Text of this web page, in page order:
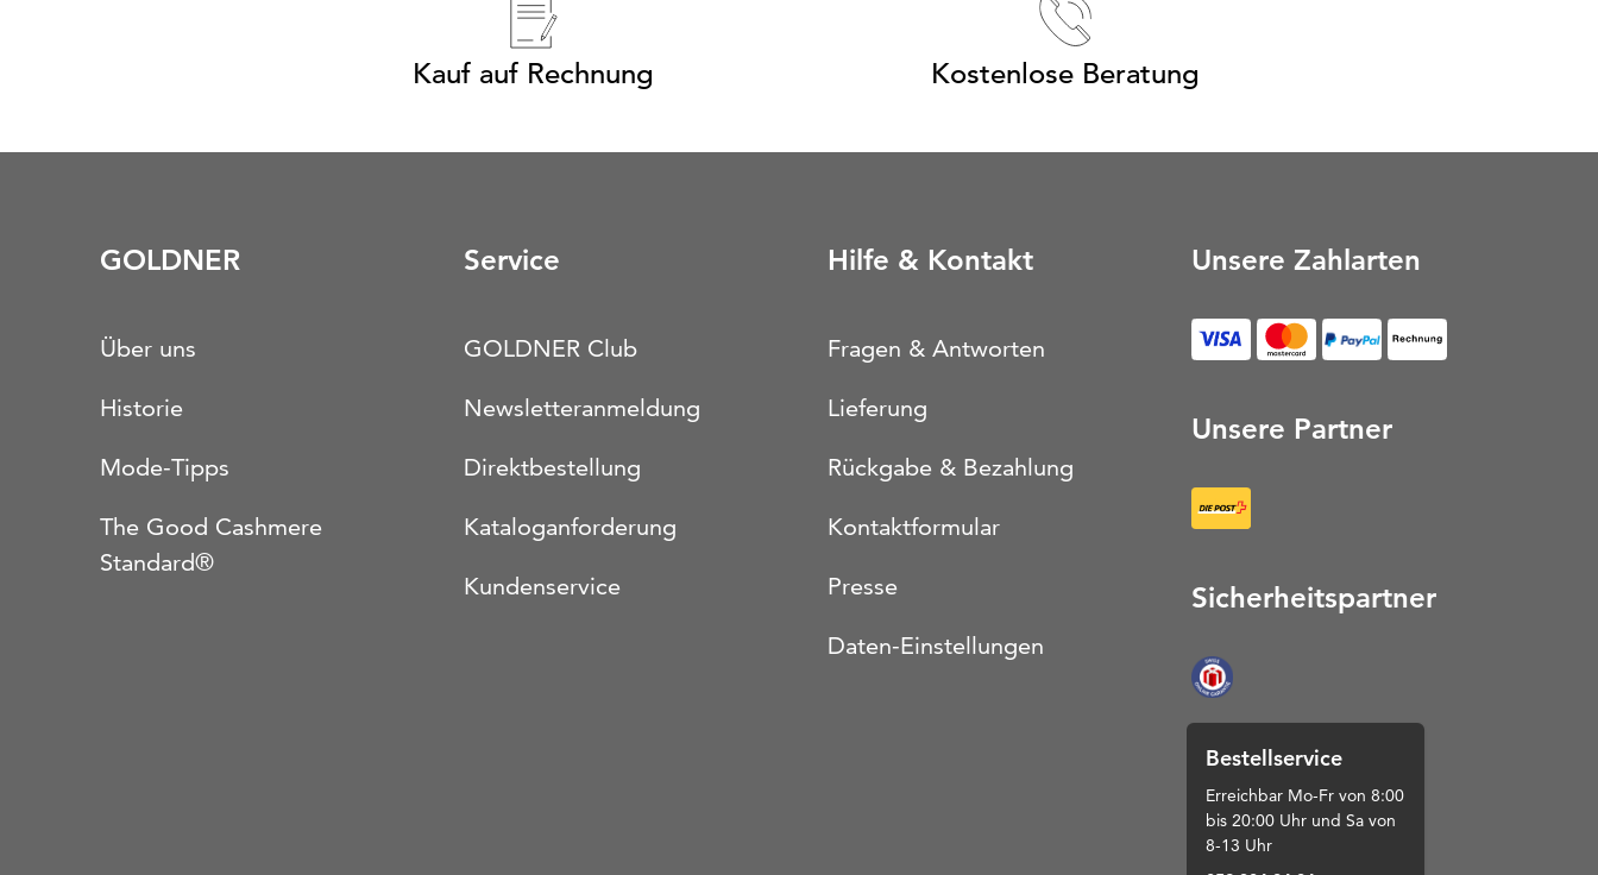
Kauf auf Rechnung Kostenlose Beratung
GOLDNER
Über uns
Historie
Mode-Tipps
The Good Cashmere
Standard®
Service
GOLDNER Club
Newsletteranmeldung
Direktbestellung
Kataloganforderung
Kundenservice
Hilfe & Kontakt
Fragen & Antworten
Lieferung
Rückgabe & Bezahlung
Kontaktformular
Presse
Daten-Einstellungen
Unsere Zahlarten
Rechnung (Öffnet in
Unsere Partner
Sicherheitspartner
Bestellservice
Erreichbar Mo-Fr von 8:00
bis 20:00 Uhr und Sa von
8-13 Uhr